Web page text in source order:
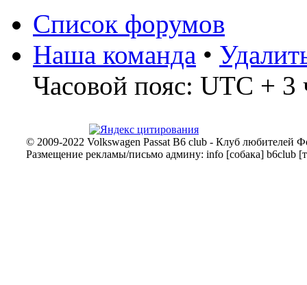
Список форумов
Наша команда •
Часовой пояс: UTC + 3
© 2009-2022 Volkswagen Passat B6 club - Клуб любителей
Размещение рекламы/письмо админу: info [собака] b6club